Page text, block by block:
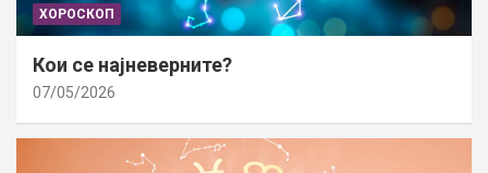
ХОРОСКОП
Кои се најневерните?
07/05/2026